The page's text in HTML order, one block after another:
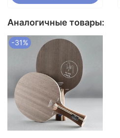
Аналогичные товары:
-31%